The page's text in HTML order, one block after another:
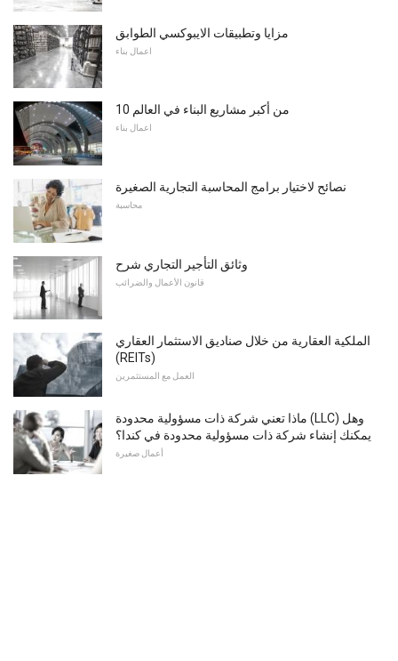
مزايا وتطبيقات الايبوكسي الطوابق
اعمال بناء
10 من أكبر مشاريع البناء في العالم
اعمال بناء
نصائح لاختيار برامج المحاسبة التجارية الصغيرة
محاسبة
وثائق التأجير التجاري شرح
قانون الأعمال والضرائب
الملكية العقارية من خلال صناديق الاستثمار العقاري
(REITs)
العمل مع المستثمرين
ماذا تعني شركة ذات مسؤولية محدودة (LLC) وهل
يمكنك إنشاء شركة ذات مسؤولية محدودة في كندا؟
أعمال صغيرة